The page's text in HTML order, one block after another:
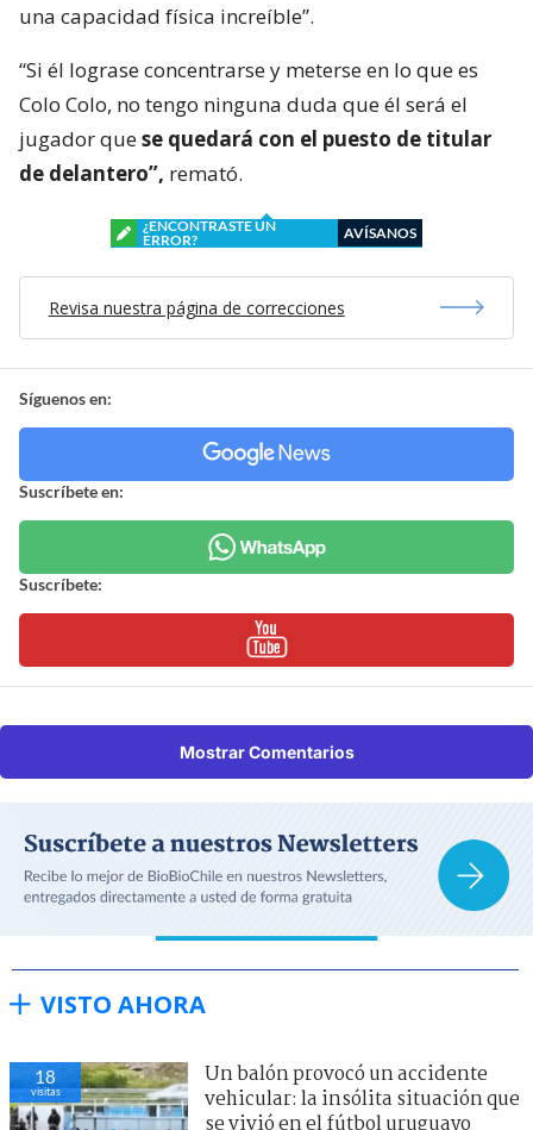
una capacidad física increíble”.
“Si él lograse concentrarse y meterse en lo que es
Colo Colo, no tengo ninguna duda que él será el
jugador quese quedará con el puesto de titular
de delantero”, remató.
¿ENCONTRASTE UN
ERROR?
AVÍSANOS
Revisa nuestra página de correcciones
Síguenos en:
Suscríbete en:
Suscríbete:
Mostrar Comentarios
VISTO AHORA
18
visitas
Un balón provocó un accidente
vehicular: la insólita situación que